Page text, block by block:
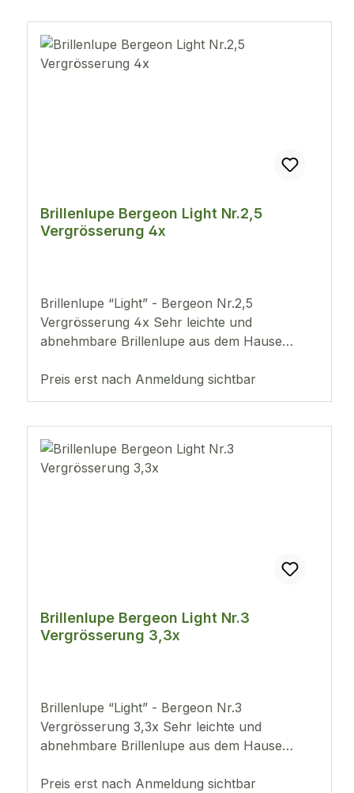
rechts.
Brillenlupe Bergeon Light Nr.2,5
Vergrösserung 4x
Brillenlupe “Light” - Bergeon Nr.2,5
Vergrösserung 4x Sehr leichte und
abnehmbare Brillenlupe aus dem Hause
extrem leichte Gewicht von nur 8g, lässt sich
diese sehr angenehm und lange
rechts.
Preis erst nach Anmeldung sichtbar
Brillenlupe Bergeon Light Nr.3
Vergrösserung 3,3x
Brillenlupe “Light” - Bergeon Nr.3
Vergrösserung 3,3x Sehr leichte und
abnehmbare Brillenlupe aus dem Hause
extrem leichte Gewicht von nur 8g, lässt sich
Preis erst nach Anmeldung sichtbar